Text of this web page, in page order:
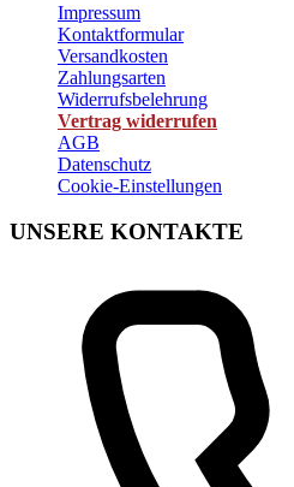
Impressum
Kontaktformular
Versandkosten
Zahlungsarten
Widerrufsbelehrung
Vertrag widerrufen
AGB
Datenschutz
Cookie-Einstellungen
UNSERE KONTAKTE